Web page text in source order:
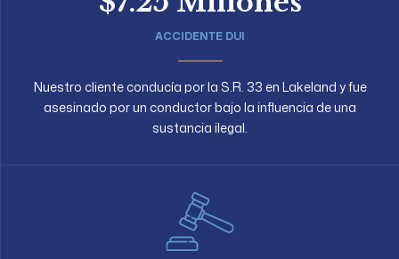
ACCIDENTE DUI
Nuestro cliente conducía por la S.R. 33 en Lakeland y fue
asesinado por un conductor bajo la influencia de una
sustancia ilegal.